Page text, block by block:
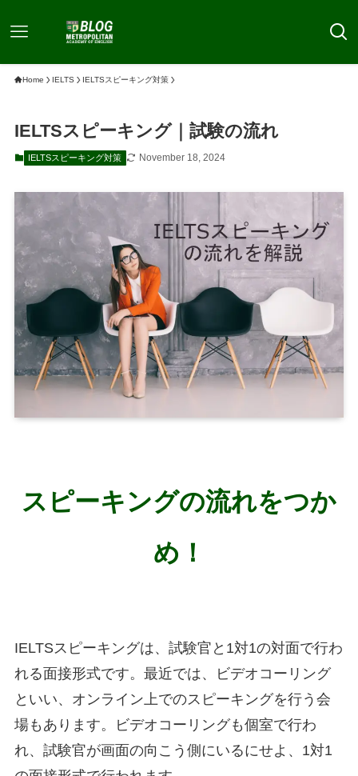
Home IELTS IELTSスピーキング対策
IELTSスピーキング｜試験の流れ
IELTSスピーキング対策 November 18, 2024
スピーキングの流れをつか
め！
IELTSスピーキングは、試験官と1対1の対面で行わ
れる面接形式です。最近では、ビデオコーリング
といい、オンライン上でのスピーキングを行う会
場もあります。ビデオコーリングも個室で行わ
れ、試験官が画面の向こう側にいるにせよ、1対1